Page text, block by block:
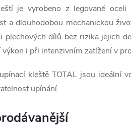
je vyrobeno z legované
a dlouhodobou mechanickou
plechových dílů bez rizika jejich
výkon i při intenzivním zatížení v
kleště TOTAL jsou ideální
upínání.